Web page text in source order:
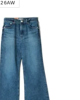
26AW